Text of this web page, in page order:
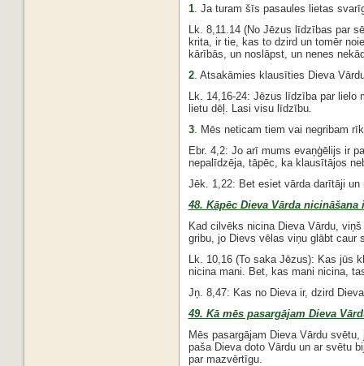
1. Ja turam šīs pasaules lietas
Lk. 8,11.14 (No Jēzus līdzības par
krita, ir tie, kas to dzird un tomēr
kārībās, un noslāpst, un nenes
2. Atsakāmies klausīties Dieva
Lk. 14,16-24: Jēzus līdzība par lielo
lietu dēļ. Lasi visu līdzību.
3. Mēs neticam tiem vai negribam
Ebr. 4,2: Jo arī mums evaņģēlijs ir
nepalīdzēja, tāpēc, ka klausītājos
Jēk. 1,22: Bet esiet vārda darītāji
48. Kāpēc Dieva Vārda nicināšana
Kad cilvēks nicina Dieva Vārdu,
gribu, jo Dievs vēlas viņu glābt caur
Lk. 10,16 (To saka Jēzus): Kas jūs
nicina mani. Bet, kas mani nicina,
Jņ. 8,47: Kas no Dieva ir, dzird
49. Kā mēs pasargājam Dieva
Mēs pasargājam Dieva Vārdu
paša Dieva doto Vārdu un ar svētu
par mazvērtīgu.